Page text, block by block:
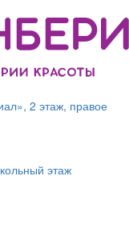
2 этаж, правое
этаж